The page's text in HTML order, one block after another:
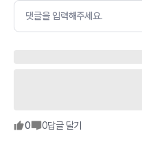
댓글을 입력해주세요.
0 0답글 달기